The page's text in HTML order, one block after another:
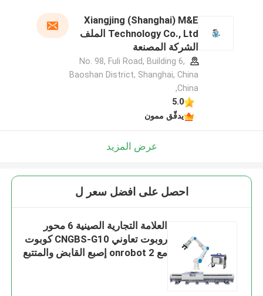
Xiangjing (Shanghai) M&E
Technology Co., Ltd الملف
الشركة المصنعة
No. 98, Fuli Road, Building 6,
Baoshan District, Shanghai, China
,China
5.0
يدقّق ممون
عرض المزيد
احصل على افضل سعر ل
العلامة التجارية الصينية 6 محور
روبوت تعاوني CNGBS-G10 كوبوت
مع onrobot 2 إصبع القابض والمتتبع